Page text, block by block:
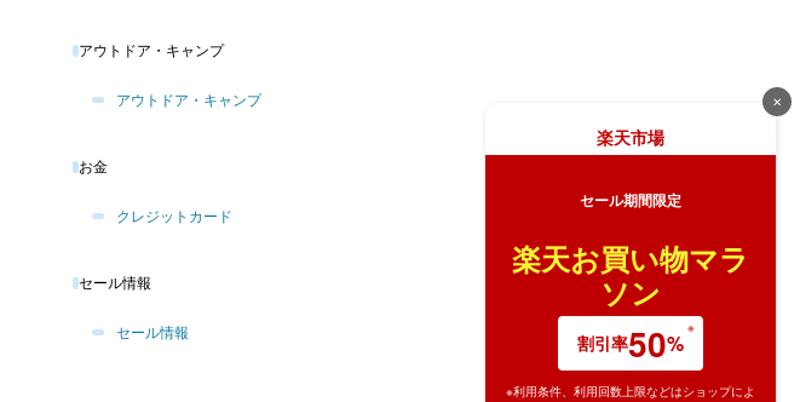
アウトドア・キャンプ
アウトドア・キャンプ
お金
クレジットカード
セール情報
セール情報
✕
楽天市場
セール期間限定
楽天お買い物マラ
ソン
割引率50%
※利用条件、利用回数上限などはショップによ